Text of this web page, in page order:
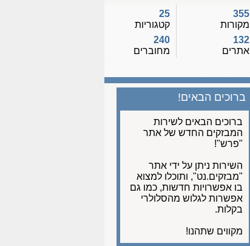
355
מקורות
132
אתרים
25
קטגוריות
240
מחוברים
ברוכים הבאים!
ברוכים הבאים לשירות
המבזקים החדש של אתר
"פרש"!
השירות ניתן על ידי אתר
"מבזקים.נט", ותוכלו למצוא
בו אפשרויות חדשות, כמו גם
אפשרות לגלוש מהסלולרי
בקלות.
מקווים שתהנו!